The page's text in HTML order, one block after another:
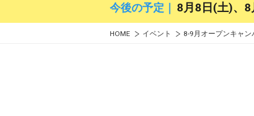
今後の予定｜ 8月8日(土)、
HOME イベント 8-9月オープンキャン